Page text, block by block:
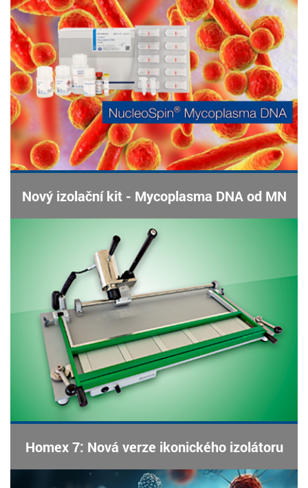
Nový izolační kit - Mycoplasma DNA od MN
Homex 7: Nová verze ikonického izolátoru